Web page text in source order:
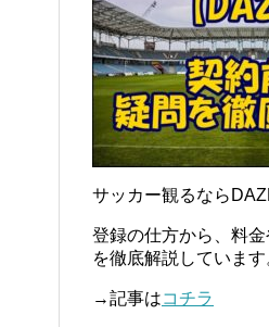
サッカー観るなら
登録の仕方から、料
を徹底解説しています
→記事はコチラ